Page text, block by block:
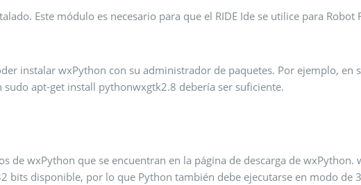
Este módulo es necesario para que el RIDE Ide se utilice para Robot
instalar wxPython con su administrador de paquetes. Por ejemplo, en
sudo apt-get install pythonwxgtk2.8 debería ser suficiente.
de wxPython que se encuentran en la página de descarga de
bits disponible, por lo que Python también debe ejecutarse en modo de